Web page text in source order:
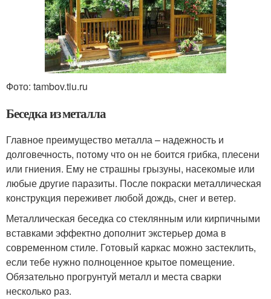
Фото: tambov.tiu.ru
Беседка из металла
Главное преимущество металла – надежность и
долговечность, потому что он не боится грибка, плесени
или гниения. Ему не страшны грызуны, насекомые или
любые другие паразиты. После покраски металлическая
конструкция переживет любой дождь, снег и ветер.
Металлическая беседка со стеклянным или кирпичными
вставками эффектно дополнит экстерьер дома в
современном стиле. Готовый каркас можно застеклить,
если тебе нужно полноценное крытое помещение.
Обязательно прогрунтуй металл и места сварки
несколько раз.